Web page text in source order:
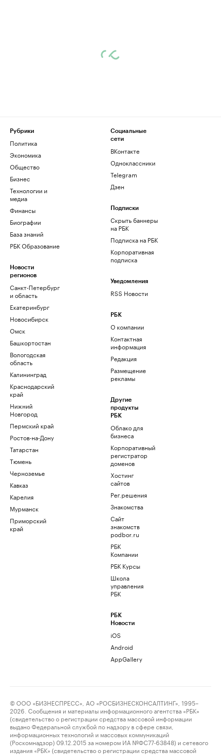
Рубрики
Политика
Экономика
Общество
Бизнес
Технологии и
медиа
Финансы
Биографии
База знаний
РБК Образование
Новости
регионов
Санкт-Петербург
и область
Екатеринбург
Новосибирск
Омск
Башкортостан
Вологодская
область
Калининград
Краснодарский
край
Нижний
Новгород
Пермский край
Ростов-на-Дону
Татарстан
Тюмень
Черноземье
Кавказ
Карелия
Мурманск
Приморский
край
Социальные
сети
ВКонтакте
Одноклассники
Telegram
Дзен
Подписки
Скрыть баннеры
на РБК
Подписка на РБК
Корпоративная
подписка
Уведомления
RSS Новости
РБК
О компании
Контактная
информация
Редакция
Размещение
рекламы
Другие
продукты
РБК
Облако для
бизнеса
Корпоративный
регистратор
доменов
Хостинг
сайтов
Рег.решения
Знакомства
Сайт
знакомств
podbor.ru
РБК
Компании
РБК Курсы
Школа
управления
РБК
РБК
Новости
iOS
Android
AppGallery
© ООО «БИЗНЕСПРЕСС», АО «РОСБИЗНЕСКОНСАЛТИНГ», 1995–
2026. Сообщения и материалы информационного агентства «РБК»
(свидетельство о регистрации средства массовой информации
выдано Федеральной службой по надзору в сфере связи,
информационных технологий и массовых коммуникаций
(Роскомнадзор) 09.12.2015 за номером ИА №ФС77-63848) и сетевого
издания «РБК» (свидетельство о регистрации средства массовой